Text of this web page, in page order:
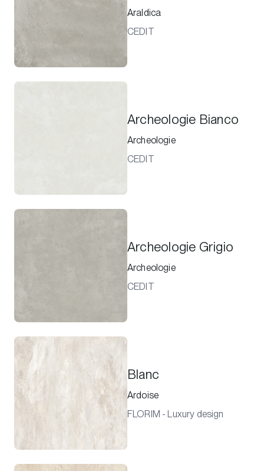
Araldica
CEDIT
Archeologie Bianco
Archeologie
CEDIT
Archeologie Grigio
Archeologie
CEDIT
Blanc
Ardoise
FLORIM - Luxury design